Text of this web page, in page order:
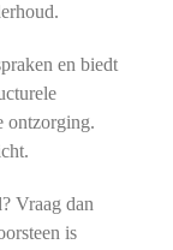
en biedt
ontzorging.
Vraag dan
is